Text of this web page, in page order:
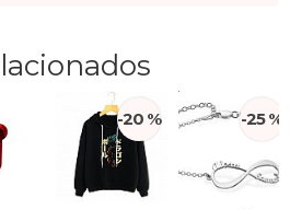
-20 % -25 %